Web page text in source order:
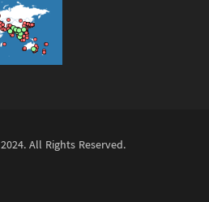
2024. All Rights Reserved.